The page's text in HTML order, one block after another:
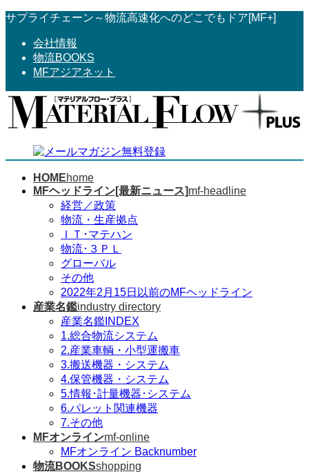
コ
へ
ス
ナ
ョ
ン
サプライチェーン～物流高速化へのどこでもドア[MF+]
会社情報
物流BOOKS
MFアジアネット
HOMEhome
MFヘッドライン[最新ニュース]mf-headline
経営／政策
物流・生産拠点
ＩＴ･マテハン
物流･３ＰＬ
グローバル
その他
2022年2月15日以前のMFヘッドライン
産業名鑑industry directory
産業名鑑INDEX
1.総合物流システム
2.産業車輌・小型運搬車
3.搬送機器・システム
4.保管機器・システム
5.情報･計量機器･システム
6.パレット関連機器
7.その他
MFオンラインmf-online
MFオンライン Backnumber
物流BOOKSshopping